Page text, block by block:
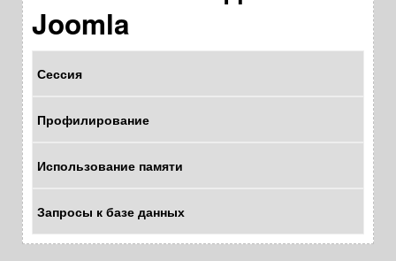
Joomla
Сессия
Профилирование
Использование памяти
Запросы к базе данных